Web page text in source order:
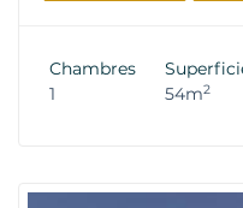
Chambres
1
54m2